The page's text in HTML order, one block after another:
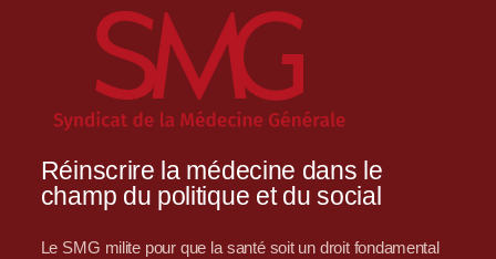
Réinscrire la médecine dans le
champ du politique et du social
Le SMG milite pour que la santé soit un droit fondamental